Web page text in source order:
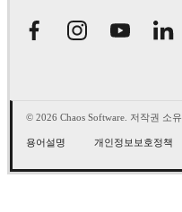
© 2026 Chaos Software. 저작권 소유.
용어설명 개인정보보호정책